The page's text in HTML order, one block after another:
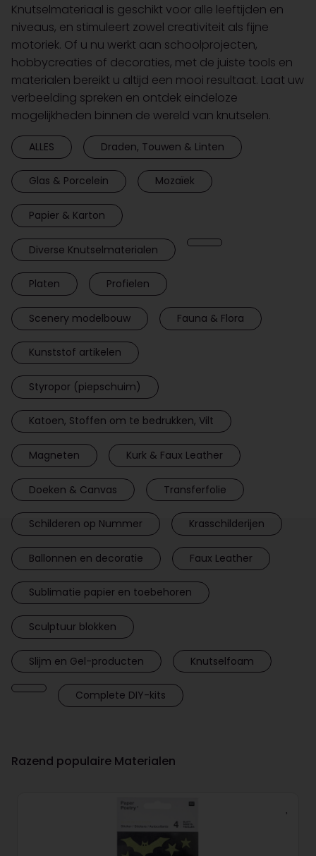
Knutselmateriaal is geschikt voor alle leeftijden en
niveaus, en stimuleert zowel creativiteit als fijne
motoriek. Of u nu werkt aan schoolprojecten,
hobbycreaties of decoraties, met de juiste tools en
materialen bereikt u altijd een mooi resultaat. Laat uw
verbeelding spreken en ontdek eindeloze
mogelijkheden binnen de wereld van knutselen.
ALLES Draden, Touwen & Linten
Glas & Porcelein Mozaïek
Papier & Karton
Diverse Knutselmaterialen
Platen Profielen
Scenery modelbouw Fauna & Flora
Kunststof artikelen
Styropor (piepschuim)
Katoen, Stoffen om te bedrukken, Vilt
Magneten Kurk & Faux Leather
Doeken & Canvas Transferfolie
Schilderen op Nummer Krasschilderijen
Ballonnen en decoratie Faux Leather
Sublimatie papier en toebehoren
Sculptuur blokken
Slijm en Gel-producten Knutselfoam
Complete DIY-kits
Razend populaire Materialen